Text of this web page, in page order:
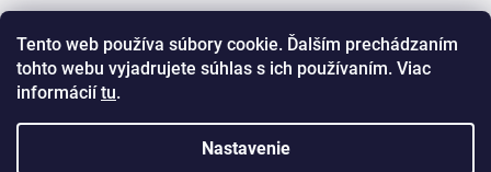
Tento web používa súbory cookie. Ďalším prechádzaním
tohto webu vyjadrujete súhlas s ich používaním. Viac
informáciítu.
Nastavenie
Facebook